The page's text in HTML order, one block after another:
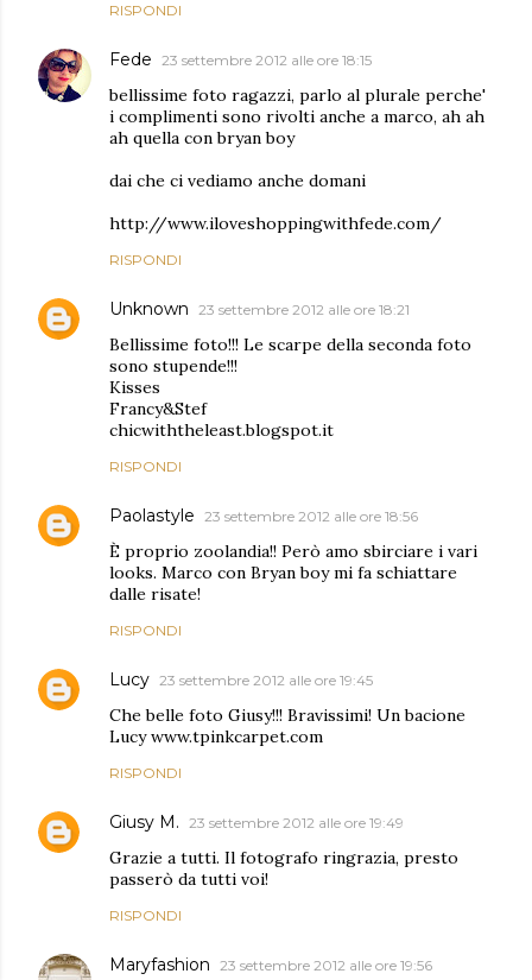
RISPONDI
Fede 23 settembre 2012 alle ore 18:15
bellissime foto ragazzi, parlo al plurale perche'
i complimenti sono rivolti anche a marco, ah ah
ah quella con bryan boy
dai che ci vediamo anche domani
http://www.iloveshoppingwithfede.com/
RISPONDI
Unknown 23 settembre 2012 alle ore 18:21
Bellissime foto!!! Le scarpe della seconda foto
sono stupende!!!
Kisses
Francy&Stef
chicwiththeleast.blogspot.it
RISPONDI
Paolastyle 23 settembre 2012 alle ore 18:56
È proprio zoolandia!! Però amo sbirciare i vari
looks. Marco con Bryan boy mi fa schiattare
dalle risate!
RISPONDI
Lucy 23 settembre 2012 alle ore 19:45
Che belle foto Giusy!!! Bravissimi! Un bacione
Lucy www.tpinkcarpet.com
RISPONDI
Giusy M. 23 settembre 2012 alle ore 19:49
Grazie a tutti. Il fotografo ringrazia, presto
passerò da tutti voi!
RISPONDI
Maryfashion 23 settembre 2012 alle ore 19:56